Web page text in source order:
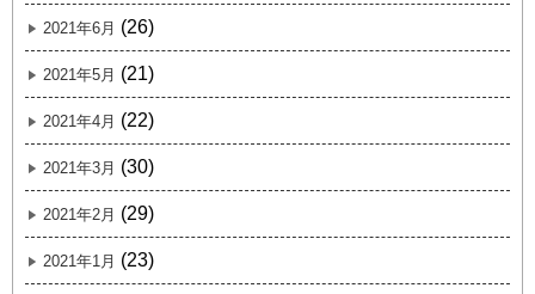
2021年6月 (26)
2021年5月 (21)
2021年4月 (22)
2021年3月 (30)
2021年2月 (29)
2021年1月 (23)